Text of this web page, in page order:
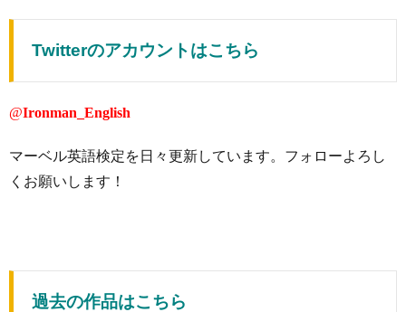
Twitterのアカウントはこちら
@Ironman_English
マーベル英語検定を日々更新しています。フォローよろし
くお願いします！
過去の作品はこちら